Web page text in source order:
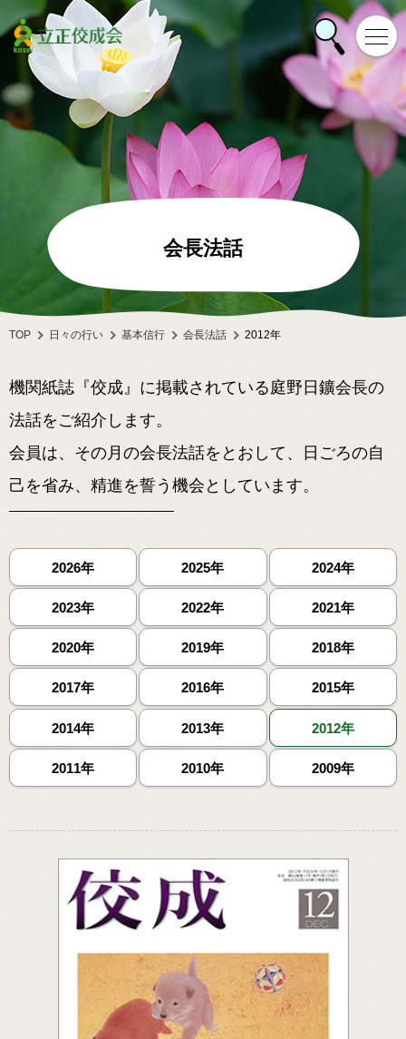
会長法話
TOP 日々の行い 基本信行 会長法話 2012年
機関紙誌『佼成』に掲載されている庭野日鑛会長の
法話をご紹介します。
会員は、その月の会長法話をとおして、日ごろの自
己を省み、精進を誓う機会としています。
2026年 2025年 2024年
2023年 2022年 2021年
2020年 2019年 2018年
2017年 2016年 2015年
2014年 2013年 2012年
2011年 2010年 2009年